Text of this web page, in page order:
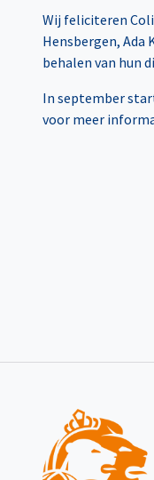
Wij feliciteren
Hensbergen, Ada
behalen van hun
In september
voor meer